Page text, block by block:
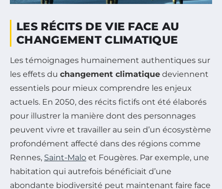
LES RÉCITS DE VIE FACE AU
CHANGEMENT CLIMATIQUE
Les témoignages humainement authentiques sur
les effets du changement climatique deviennent
essentiels pour mieux comprendre les enjeux
actuels. En 2050, des récits fictifs ont été élaborés
pour illustrer la manière dont des personnages
peuvent vivre et travailler au sein d’un écosystème
profondément affecté dans des régions comme
Rennes, Saint-Malo et Fougères. Par exemple, une
habitation qui autrefois bénéficiait d’une
abondante biodiversité peut maintenant faire face